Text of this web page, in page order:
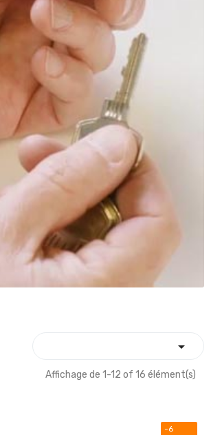

Affichage de 1-12 of 16 élément(s)
-6